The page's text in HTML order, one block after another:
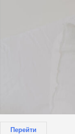
Перейти